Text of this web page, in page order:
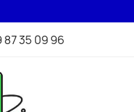
87 35 09 96